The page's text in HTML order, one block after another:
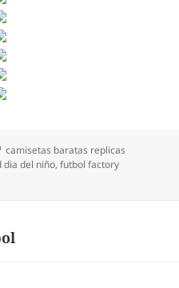
Etiquetas
camisetas baratas replicas
dia del niño,futbol factory